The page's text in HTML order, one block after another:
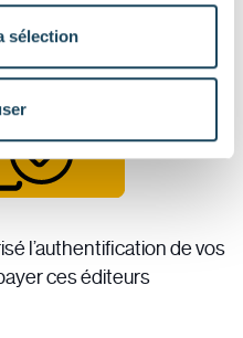
mais peut impacter votre
services que nous
moment votre
notre
sélection
l’authentification de vos
ces éditeurs